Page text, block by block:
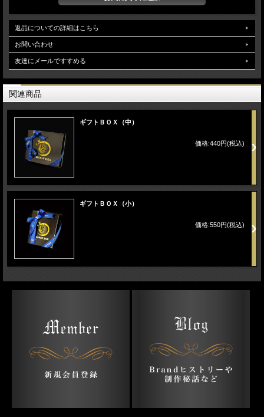
返品についての詳細はこちら
お問い合わせ
友達にメールですすめる
関連商品
ギフトＢＯＸ（中）
価格:440円(税込)
ギフトＢＯＸ（小）
価格:550円(税込)